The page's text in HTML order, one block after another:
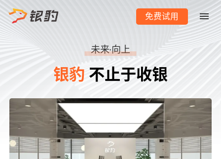
免费试用
未来·向上
银豹 不止于收银